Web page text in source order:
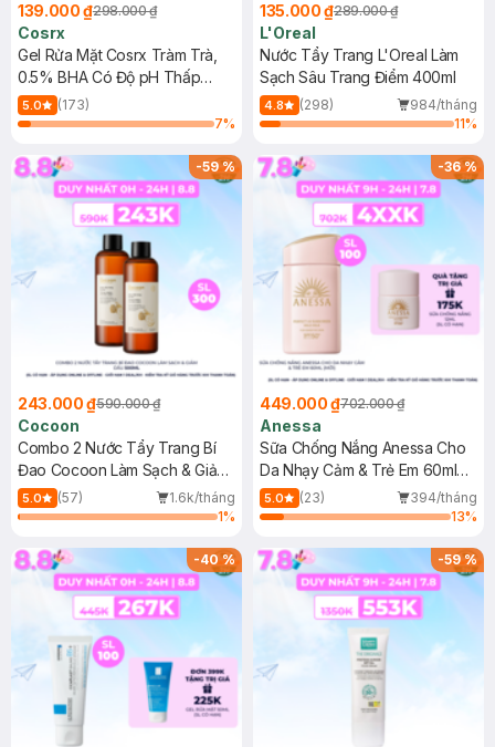
139.000 ₫298.000 ₫
Cosrx
Gel Rửa Mặt Cosrx Tràm Trà,
0.5% BHA Có Độ pH Thấp
150ml
5.0
(173)
7%
135.000 ₫289.000 ₫
L'Oreal
Nước Tẩy Trang L'Oreal Làm
Sạch Sâu Trang Điểm 400ml
4.8 (298)
984/tháng
11%
-59%
243.000 ₫590.000 ₫
Cocoon
Combo 2 Nước Tẩy Trang Bí
Đao Cocoon Làm Sạch & Giảm
Dầu 500ml
5.0 (57)
1.6k/tháng
1%
-36%
449.000 ₫702.000 ₫
Anessa
Sữa Chống Nắng Anessa Cho
Da Nhạy Cảm & Trẻ Em 60ml
(Mới)
5.0 (23)
394/tháng
13%
-40% -59%